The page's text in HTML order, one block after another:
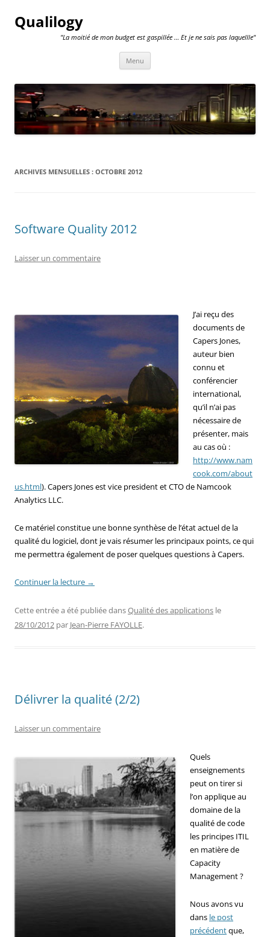
Qualilogy
"La moitié de mon budget est gaspillée … Et je ne sais pas laquellle"
Menu
ARCHIVES MENSUELLES : OCTOBRE 2012
Software Quality 2012
Laisser un commentaire
J’ai reçu des
documents de
Capers Jones,
auteur bien
connu et
conférencier
international,
qu’il n’ai pas
nécessaire de
présenter, mais
au cas où :
http://www.nam
cook.com/about
us.html). Capers Jones est vice president et CTO de Namcook
Analytics LLC.
Ce matériel constitue une bonne synthèse de l’état actuel de la
qualité du logiciel, dont je vais résumer les principaux points, ce qui
me permettra également de poser quelques questions à Capers.
Continuer la lecture →
Cette entrée a été publiée dansQualité des applications le
28/10/2012 par Jean-Pierre FAYOLLE.
Délivrer la qualité (2/2)
Laisser un commentaire
Quels
enseignements
peut on tirer si
l’on applique au
domaine de la
qualité de code
les principes ITIL
en matière de
Capacity
Management ?
Nous avons vu
dans le post
précédentque,